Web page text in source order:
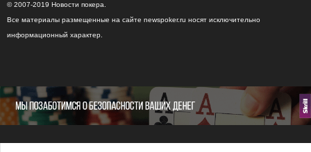
© 2007-2019 Новости покера.
Все материалы размещенные на сайте newspoker.ru носят исключительно
информационный характер.